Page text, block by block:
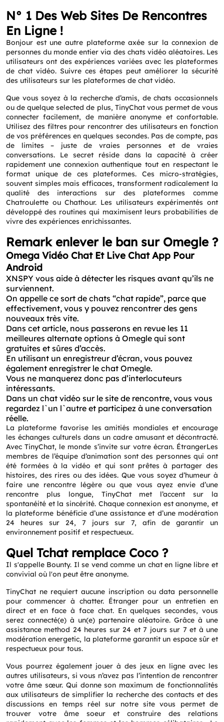
N° 1 Des Web Sites De Rencontres
En Ligne !
Bonjour est une autre plateforme axée sur la connexion de
personnes du monde entier via des chats vidéo aléatoires. Les
utilisateurs ont des expériences variées avec les plateformes
de chat vidéo. Suivre ces étapes peut améliorer la sécurité
des utilisateurs sur les plateformes de chat vidéo.
Que vous soyez à la recherche d’amis, de chats occasionnels
ou de quelque selected de plus, TinyChat vous permet de vous
connecter facilement, de manière anonyme et confortable.
Utilisez des filtres pour rencontrer des utilisateurs en fonction
de vos préférences en quelques secondes. Pas de compte, pas
de limites – juste de vraies personnes et de vraies
conversations. Le secret réside dans la capacité à créer
rapidement une connexion authentique tout en respectant le
format unique de ces plateformes. Ces micro-stratégies,
souvent simples mais efficaces, transforment radicalement la
qualité des interactions sur des plateformes comme
Chatroulette ou Chathour. Les utilisateurs expérimentés ont
développé des routines qui maximisent leurs probabilities de
vivre des expériences enrichissantes.
Remark enlever le ban sur Omegle ?
Omega Vidéo Chat Et Live Chat App Pour
Android
XNSPY vous aide à détecter les risques avant qu’ils ne
surviennent.
On appelle ce sort de chats “chat rapide”, parce que
effectivement, vous y pouvez rencontrer des gens
nouveaux très vite.
Dans cet article, nous passerons en revue les 11
meilleures alternate options à Omegle qui sont
gratuites et sûres d’accès.
En utilisant un enregistreur d’écran, vous pouvez
également enregistrer le chat Omegle.
Vous ne manquerez donc pas d’interlocuteurs
intéressants.
Dans un chat vidéo sur le site de rencontre, vous vous
regardez l`un l`autre et participez à une conversation
réelle.
La plateforme favorise les amitiés mondiales et encourage
les échanges culturels dans un cadre amusant et décontracté.
Avec TinyChat, le monde s’invite sur votre écran. ÉtrangerLes
membres de l’équipe d’animation sont des personnes qui ont
été formées à la vidéo et qui sont prêtes à partager des
histoires, des rires ou des idées. Que vous soyez d’humeur à
faire une rencontre légère ou que vous ayez envie d’une
rencontre plus longue, TinyChat met l’accent sur la
spontanéité et la sincérité. Chaque connexion est anonyme, et
la plateforme bénéficie d’une assistance et d’une modération
24 heures sur 24, 7 jours sur 7, afin de garantir un
environnement positif et respectueux.
Quel Tchat remplace Coco ?
Il s'appelle Bounty. Il se vend comme un chat en ligne libre et
convivial où l'on peut être anonyme.
TinyChat ne requiert aucune inscription ou data personnelle
pour commencer à chatter. Étranger pour un entretien en
direct et en face à face chat. En quelques secondes, vous
serez connecté(e) à un(e) partenaire aléatoire. Grâce à une
assistance method 24 heures sur 24 et 7 jours sur 7 et à une
modération energetic, la plateforme garantit un espace sûr et
respectueux pour tous.
Vous pourrez également jouer à des jeux en ligne avec les
autres utilisateurs, si vous n’avez pas l’intention de rencontrer
votre âme sœur. Qui donne son maximum de fonctionnalités
aux utilisateurs de simplifier la recherche des contacts et des
discussions en temps réel sur notre site vous permet de
trouver votre âme soeur et construire des relations